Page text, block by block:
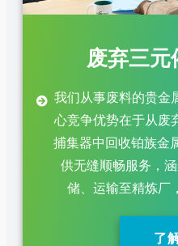
废弃三元
我们从事废料的贵金
心竞争优势在于从废
捕集器中回收铂族金
供无缝顺畅服务，
储、运输至精炼厂
了